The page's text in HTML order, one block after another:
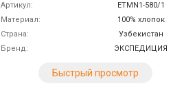
Артикул
ETMN1-580/1
Материал
100% хлопок
Страна
Узбекистан
Бренд
ЭКСПЕДИЦИЯ
Быстрый просмотр